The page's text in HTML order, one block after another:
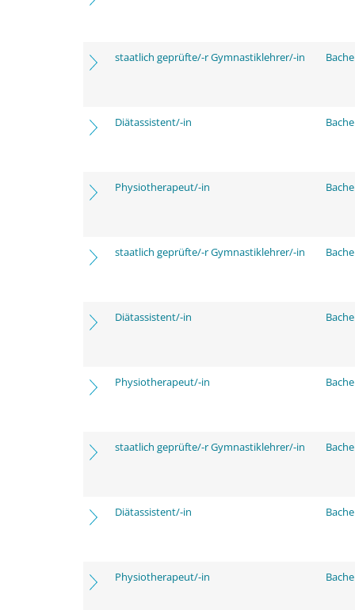
staatlich geprüfte/-r Gymnastiklehrer/-in
Diätassistent/-in
Physiotherapeut/-in
staatlich geprüfte/-r Gymnastiklehrer/-in
Diätassistent/-in
Physiotherapeut/-in
staatlich geprüfte/-r Gymnastiklehrer/-in
Diätassistent/-in
Physiotherapeut/-in